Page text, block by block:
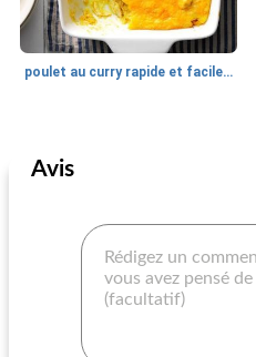
poulet au curry rapide et facile avec du fromage et du gruau, une croûte à la méridionale
casserole du jour
Avis